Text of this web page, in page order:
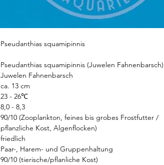
Pseudanthias squamipinnis
Pseudanthias squamipinnis (Juwelen Fahnenbarsch)
Juwelen Fahnenbarsch
ca. 13 cm
23 - 26℃
8,0 - 8,3
90/10 (Zooplankton, feines bis grobes Frostfutter /
pflanzliche Kost, Algenflocken)
friedlich
Paar-, Harem- und Gruppenhaltung
90/10 (tierische/pflanliche Kost)